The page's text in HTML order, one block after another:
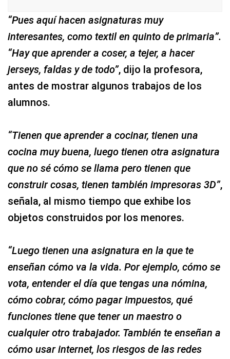
“Pues aquí hacen asignaturas muy
interesantes, como textil en quinto de primaria”.
“Hay que aprender a coser, a tejer, a hacer
jerseys, faldas y de todo”, dijo la profesora,
antes de mostrar algunos trabajos de los
alumnos.
“Tienen que aprender a cocinar, tienen una
cocina muy buena, luego tienen otra asignatura
que no sé cómo se llama pero tienen que
construir cosas, tienen también impresoras 3D”,
señala, al mismo tiempo que exhibe los
objetos construidos por los menores.
“Luego tienen una asignatura en la que te
enseñan cómo va la vida. Por ejemplo, cómo se
vota, entender el día que tengas una nómina,
cómo cobrar, cómo pagar impuestos, qué
funciones tiene que tener un maestro o
cualquier otro trabajador. También te enseñan a
cómo usar internet, los riesgos de las redes